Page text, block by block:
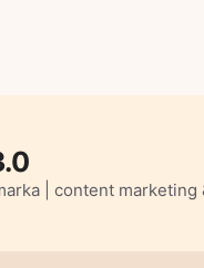
| content marketing